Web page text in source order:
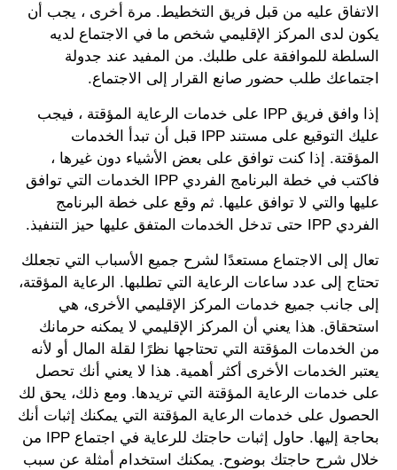
الاتفاق عليه من قبل فريق التخطيط. مرة أخرى ، يجب أن
يكون لدى المركز الإقليمي شخص ما في الاجتماع لديه
السلطة للموافقة على طلبك. من المفيد عند جدولة
اجتماعك طلب حضور صانع القرار إلى الاجتماع.
إذا وافق فريق IPP على خدمات الرعاية المؤقتة ، فيجب
عليك التوقيع على مستند IPP قبل أن تبدأ الخدمات
المؤقتة. إذا كنت توافق على بعض الأشياء دون غيرها ،
فاكتب في خطة البرنامج الفردي IPP الخدمات التي توافق
عليها والتي لا توافق عليها. ثم وقع على خطة البرنامج
الفردي IPP حتى تدخل الخدمات المتفق عليها حيز التنفيذ.
تعال إلى الاجتماع مستعدًا لشرح جميع الأسباب التي تجعلك
تحتاج إلى عدد ساعات الرعاية التي تطلبها. الرعاية المؤقتة،
إلى جانب جميع خدمات المركز الإقليمي الأخرى، هي
استحقاق. هذا يعني أن المركز الإقليمي لا يمكنه حرمانك
من الخدمات المؤقتة التي تحتاجها نظرًا لقلة المال أو لأنه
يعتبر الخدمات الأخرى أكثر أهمية. هذا لا يعني أنك تحصل
على خدمات الرعاية المؤقتة التي تريدها. ومع ذلك، يحق لك
الحصول على خدمات الرعاية المؤقتة التي يمكنك إثبات أنك
بحاجة إليها. حاول إثبات حاجتك للرعاية في اجتماع IPP من
خلال شرح حاجتك بوضوح. يمكنك استخدام أمثلة عن سبب